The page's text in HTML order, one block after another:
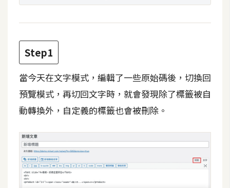
機
攝
影
器
材
控
資
源
Step1
當今天在文字模式，編輯了一些原始碼後，切換回
預覽模式，再切回文字時，就會發現除了標籤被自
動轉換外，自定義的標籤也會被刪除。